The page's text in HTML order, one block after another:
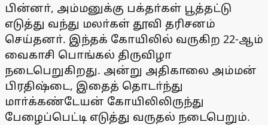
பின்னா், அம்மனுக்கு பக்தா்கள் பூத்தட்டு
எடுத்து வந்து மலா்கள் தூவி தரிசனம்
செய்தனா். இந்தக் கோயிலில் வருகிற 22-ஆம்
வைகாசி பொங்கல் திருவிழா
நடைபெறுகிறது. அன்று அதிகாலை அம்மன்
பிரதிஷ்டை, இதைத் தொடா்ந்து
மாா்க்கண்டேயன் கோயிலிலிருந்து
பேழைப்பெட்டி எடுத்து வருதல் நடைபெறும்.